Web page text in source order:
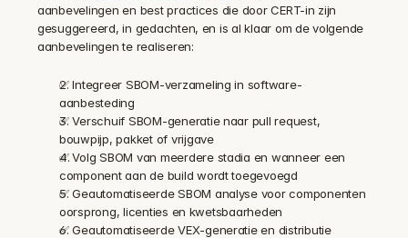
aanbevelingen en best practices die door CERT-in zijn
gesuggereerd, in gedachten, en is al klaar om de volgende
aanbevelingen te realiseren:
✅ Integreer SBOM-verzameling in software-
aanbesteding
✅ Verschuif SBOM-generatie naar pull request,
bouwpijp, pakket of vrijgave
✅ Volg SBOM van meerdere stadia en wanneer een
component aan de build wordt toegevoegd
✅ Geautomatiseerde SBOM analyse voor componenten
oorsprong, licenties en kwetsbaarheden
✅ Geautomatiseerde VEX-generatie en distributie